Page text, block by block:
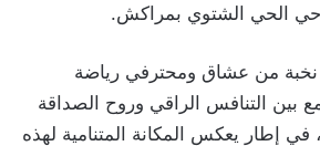
حي الحي الشتوي بمراكش.
نخبة من عشاق ومحترفي رياضة
بين التنافس الراقي وروح الصداقة
في إطار يعكس المكانة المتنامية لهذه